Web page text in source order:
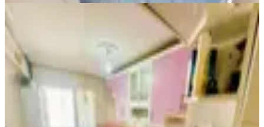
▃natoyolu Cad. Yanı Ara Kat
Manzaralı İskanlı 3+1 Ayın Fırsatı!▃
Mamak, Şahintepe Mahallesi
3+1·120 m²· Yüksek giriş 06.08.2026
3.170.000 ₺